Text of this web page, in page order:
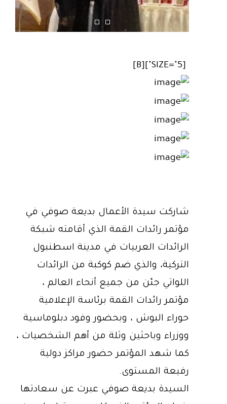
[SIZE="5"][B]
شاركت سيدة الأعمال بديعة صوفي في
مؤتمر رائدات القمة الذي أقامته شبكة
الرائدات العربيات في مدينة اسطنبول
التركية، والذي ضم كوكبة من الرائدات
اللواتي جئن من جميع أنحاء العالم ،
مؤتمر رائدات القمة برئاسة الإعلامية
حوراء البوش ، وبحضور وفود دبلوماسية
ووزراء وباحثين وثلة من أهم الشخصيات ،
كما شهد المؤتمر حضور مراكز دولية
رفيعة المستوى.
السيدة بديعة صوفي عبرت عن سعادتها